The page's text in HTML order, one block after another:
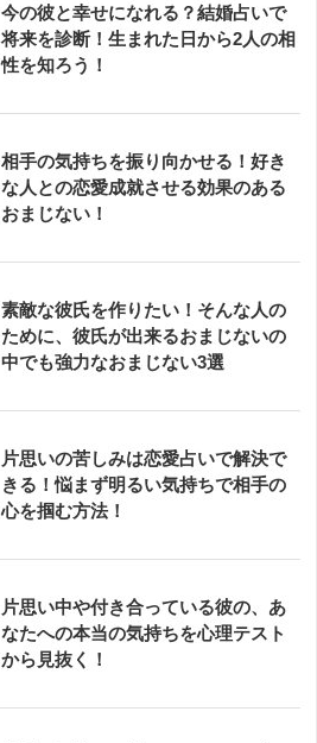
今の彼と幸せになれる？結婚占いで
将来を診断！生まれた日から2人の相
性を知ろう！
相手の気持ちを振り向かせる！好き
な人との恋愛成就させる効果のある
おまじない！
素敵な彼氏を作りたい！そんな人の
ために、彼氏が出来るおまじないの
中でも強力なおまじない3選
片思いの苦しみは恋愛占いで解決で
きる！悩まず明るい気持ちで相手の
心を掴む方法！
片思い中や付き合っている彼の、あ
なたへの本当の気持ちを心理テスト
から見抜く！